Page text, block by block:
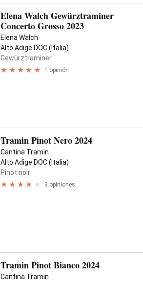
Elena Walch Gewürztraminer
Concerto Grosso 2023
Elena Walch
Alto Adige DOC (Italia)
Gewürztraminer
1 opinión
Tramin Pinot Nero 2024
Cantina Tramin
Alto Adige DOC (Italia)
Pinot noir
3 opiniones
Tramin Pinot Bianco 2024
Cantina Tramin